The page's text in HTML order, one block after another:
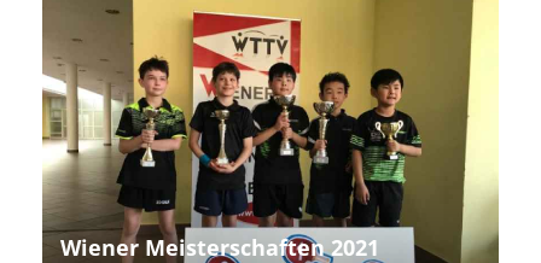
Wiener Meisterschaften 2021